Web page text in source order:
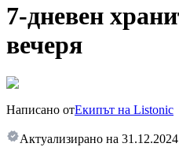
7-дневен
вечеря
Написано отЕкипът на Listonic
Актуализирано на 31.12.2024